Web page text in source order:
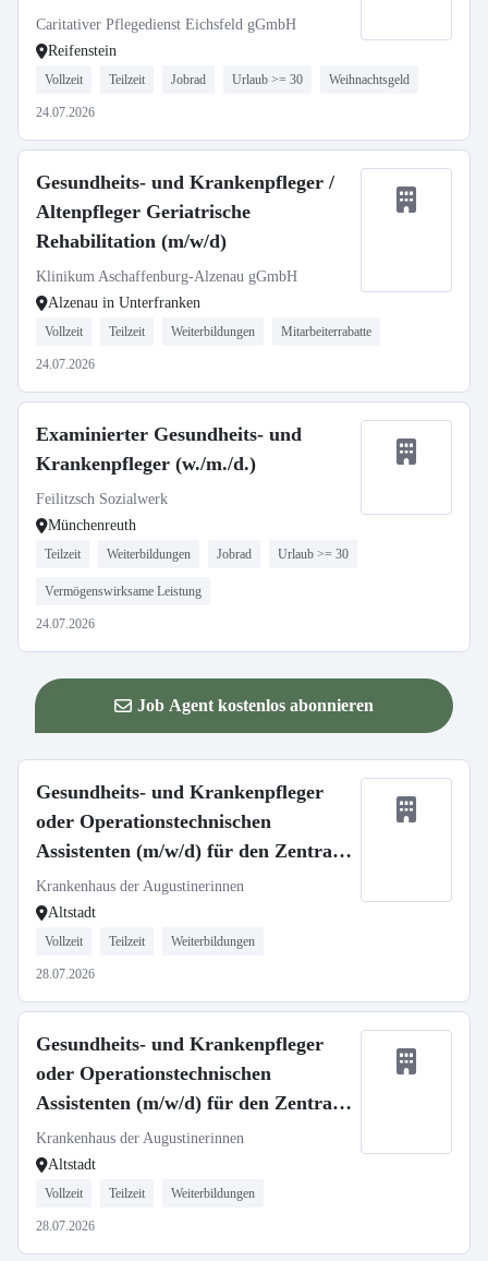
Caritativer Pflegedienst Eichsfeld gGmbH
Reifenstein
Vollzeit Teilzeit Jobrad Urlaub >= 30 Weihnachtsgeld
24.07.2026
Gesundheits- und Krankenpfleger /
Altenpfleger Geriatrische
Rehabilitation (m/w/d)
Klinikum Aschaffenburg-Alzenau gGmbH
Alzenau in Unterfranken
Vollzeit Teilzeit Weiterbildungen Mitarbeiterrabatte
24.07.2026
Examinierter Gesundheits- und
Krankenpfleger (w./m./d.)
Feilitzsch Sozialwerk
Münchenreuth
Teilzeit Weiterbildungen Jobrad Urlaub >= 30
Vermögenswirksame Leistung
24.07.2026
Job Agent kostenlos abonnieren
Gesundheits- und Krankenpfleger
oder Operationstechnischen
Assistenten (m/w/d) für den Zentral
OP - Neuaufbau unserer Spätdienste
Krankenhaus der Augustinerinnen
Altstadt
Vollzeit Teilzeit Weiterbildungen
28.07.2026
Gesundheits- und Krankenpfleger
oder Operationstechnischen
Assistenten (m/w/d) für den Zentral
OP - Neuaufbau unserer Flexidienste
Krankenhaus der Augustinerinnen
Altstadt
Vollzeit Teilzeit Weiterbildungen
28.07.2026